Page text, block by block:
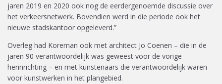
jaren 2019 en 2020 ook nog de eerdergenoemde discussie over
het verkeersnetwerk. Bovendien werd in die periode ook het
nieuwe stadskantoor opgeleverd.”
Overleg had Koreman ook met architect Jo Coenen – die in de
jaren 90 verantwoordelijk was geweest voor de vorige
herinrichting – en met kunstenaars die verantwoordelijk waren
voor kunstwerken in het plangebied.